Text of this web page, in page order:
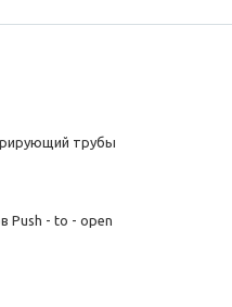
трубы
Push - to - open